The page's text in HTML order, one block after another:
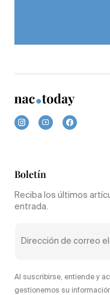
Boletín
Reciba los últimos
entrada.
Al suscribirse, entiende y
gestionemos su